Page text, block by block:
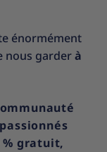
énormément
nous garderà
% gratuit,